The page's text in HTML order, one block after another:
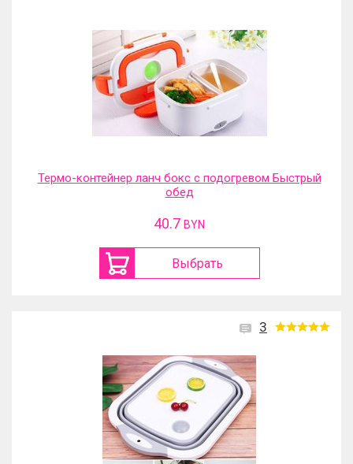
Термо-контейнер ланч бокс с подогревом Быстрый
обед
40.7 BYN
Выбрать
3